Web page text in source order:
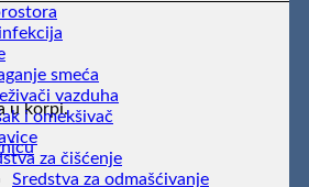
u korpi.
smeća
vazduha
i omekšivač
za čišćenje
Sredstva za odmašćivanje